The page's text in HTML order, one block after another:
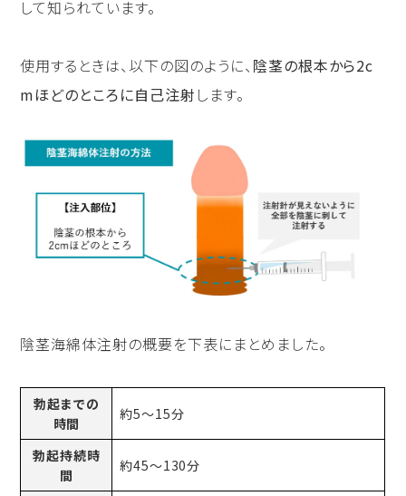
して知られています。
使用するときは、以下の図のように、 陰茎の根本から2c
mほどのところに自己注射 します。
陰茎海綿体注射の概要を下表にまとめました。
勃起までの
時間
約5〜15分
勃起持続時
間
約45〜130分